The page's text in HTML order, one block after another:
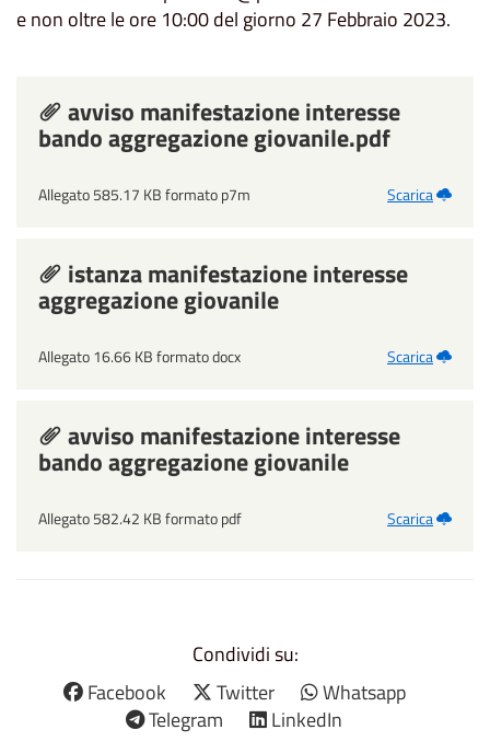
e non oltre le ore 10:00 del giorno 27 Febbraio 2023.
avviso manifestazione interesse
bando aggregazione giovanile.pdf
Allegato 585.17 KB formato p7m Scarica
istanza manifestazione interesse
aggregazione giovanile
Allegato 16.66 KB formato docx Scarica
avviso manifestazione interesse
bando aggregazione giovanile
Allegato 582.42 KB formato pdf Scarica
Condividi su:
Facebook
Twitter
Whatsapp
Telegram
LinkedIn